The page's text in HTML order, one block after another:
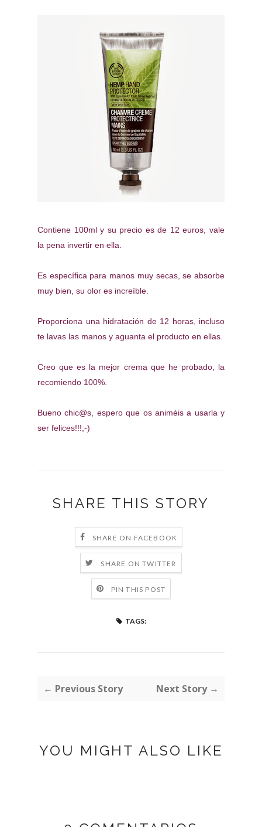
Contiene 100ml y su precio es de 12 euros, vale
la pena invertir en ella.
Es específica para manos muy secas, se absorbe
muy bien, su olor es increíble.
Proporciona una hidratación de 12 horas, incluso
te lavas las manos y aguanta el producto en ellas.
Creo que es la mejor crema que he probado, la
recomiendo 100%.
Bueno chic@s, espero que os animéis a usarla y
ser felices!!!;-)
SHARE THIS STORY
SHARE ON FACEBOOK
SHARE ON TWITTER
PIN THIS POST
TAGS:
← Previous Story Next Story →
YOU MIGHT ALSO LIKE